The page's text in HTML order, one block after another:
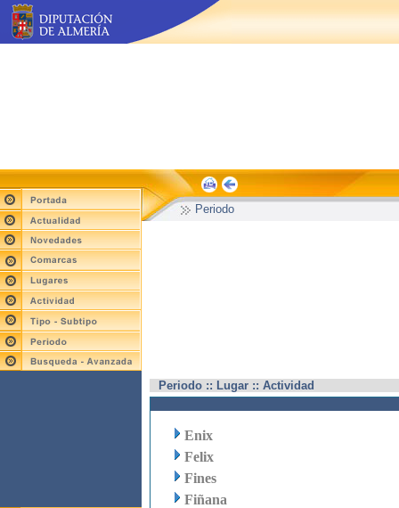
Periodo
Periodo :: Lugar :: Actividad
Enix
Felix
Fines
Fiñana